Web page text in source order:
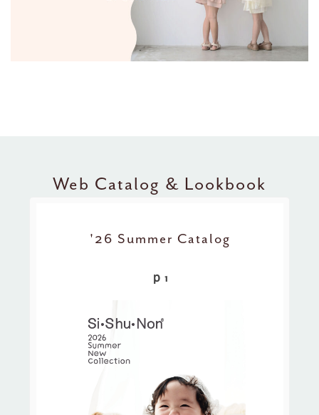
Web Catalog & Lookbook
'26 Summer Catalog
ｐ1